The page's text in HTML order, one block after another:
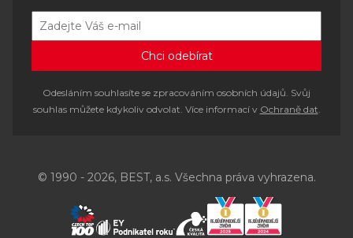
Odesláním souhlasíte se zpracováním osobních údajů. Svůj
souhlas můžete kdykoliv odvolat. Více informací v Ochraně dat.
© 1990 - 2026, BEST, a.s. Všechna práva vyhrazena.